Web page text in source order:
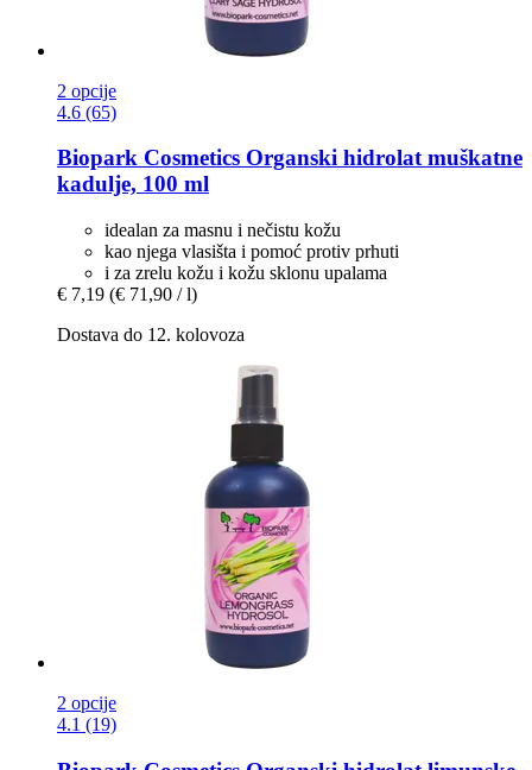
2 opcije
4.6 (65)
Biopark Cosmetics Organski hidrolat muškatne
kadulje, 100 ml
idealan za masnu i nečistu kožu
kao njega vlasišta i pomoć protiv prhuti
i za zrelu kožu i kožu sklonu upalama
€ 7,19 (€ 71,90 / l)
Dostava do 12. kolovoza
2 opcije
4.1 (19)